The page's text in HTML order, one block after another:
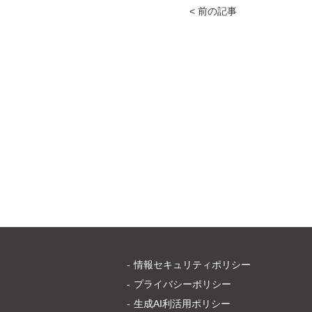
< 前の記事
情報セキュリティポリシー
プライバシーポリシー
生成AI利活用ポリシー